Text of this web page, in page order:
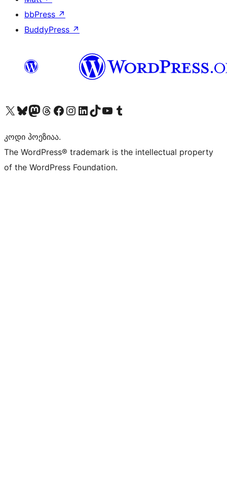
bbPress ↗
BuddyPress ↗
Visit our X (formerly Twitter) account
Visit our Bluesky account
Visit our Mastodon account
Visit our Threads account
Visit our Facebook page
Visit our Instagram account
Visit our LinkedIn account
Visit our TikTok account
Visit our YouTube channel
Visit our Tumblr account
კოდი პოეზიაა.
The WordPress® trademark is the intellectual property
of the WordPress Foundation.